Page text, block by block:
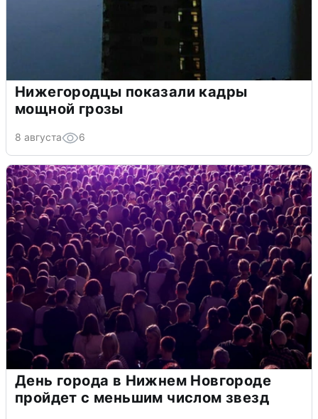
Нижегородцы показали кадры
мощной грозы
8 августа 6
День города в Нижнем Новгороде
пройдет с меньшим числом звезд